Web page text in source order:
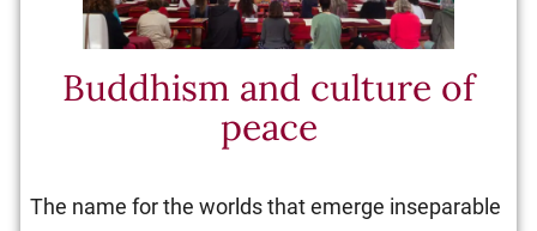
Buddhism and culture of
peace
The name for the worlds that emerge inseparable